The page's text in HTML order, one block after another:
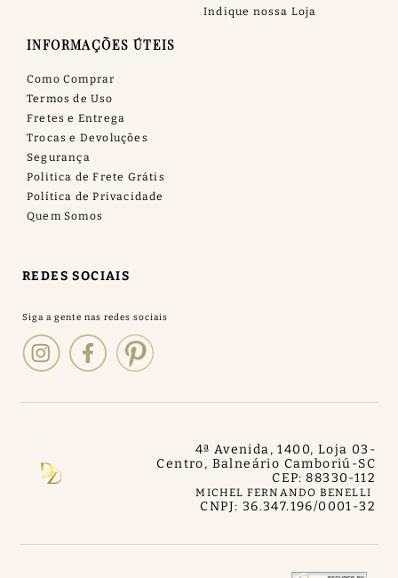
Indique nossa Loja
INFORMAÇÕES ÚTEIS
Como Comprar
Termos de Uso
Fretes e Entrega
Trocas e Devoluções
Segurança
Politica de Frete Grátis
Política de Privacidade
Quem Somos
REDES SOCIAIS
MICHEL FERNANDO BENELLI
4ª Avenida, 1400, Loja 03 -
Centro, Balneário Camboriú-SC
CEP: 88330-112
CNPJ: 36.347.196/0001-32